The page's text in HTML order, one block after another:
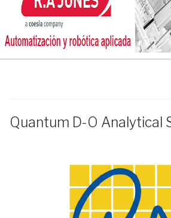
Quantum D-O Analytical